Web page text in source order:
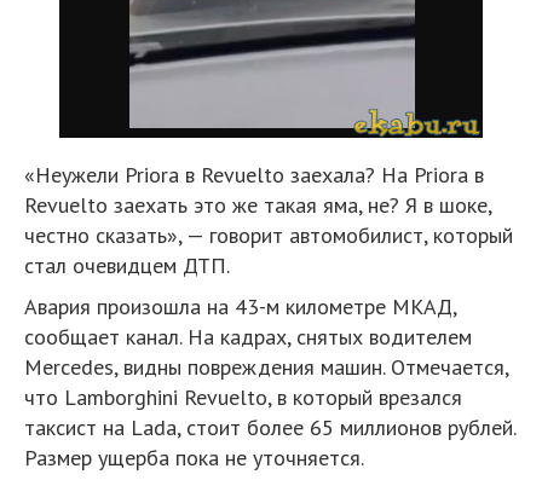
«Неужели Priora в Revuelto заехала? На Priora в
Revuelto заехать это же такая яма, не? Я в шоке,
честно сказать», — говорит автомобилист, который
стал очевидцем ДТП.
Авария произошла на 43-м километре МКАД,
сообщает канал. На кадрах, снятых водителем
Mercedes, видны повреждения машин. Отмечается,
что Lamborghini Revuelto, в который врезался
таксист на Lada, стоит более 65 миллионов рублей.
Размер ущерба пока не уточняется.